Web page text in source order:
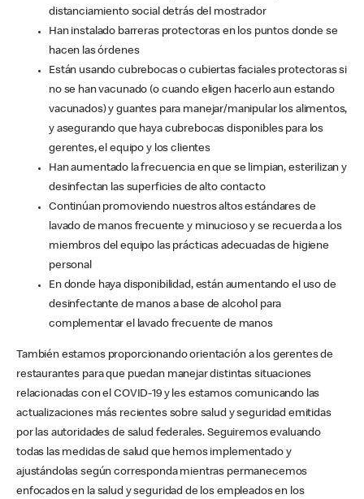
distanciamiento social detrás del mostrador
Han instalado barreras protectoras en los puntos donde se
hacen las órdenes
Están usando cubrebocas o cubiertas faciales protectoras si
no se han vacunado (o cuando eligen hacerlo aun estando
vacunados) y guantes para manejar/manipular los alimentos,
y asegurando que haya cubrebocas disponibles para los
gerentes, el equipo y los clientes
Han aumentado la frecuencia en que se limpian, esterilizan y
desinfectan las superficies de alto contacto
Continúan promoviendo nuestros altos estándares de
lavado de manos frecuente y minucioso y se recuerda a los
miembros del equipo las prácticas adecuadas de higiene
personal
En donde haya disponibilidad, están aumentando el uso de
desinfectante de manos a base de alcohol para
complementar el lavado frecuente de manos
También estamos proporcionando orientación a los gerentes de
restaurantes para que puedan manejar distintas situaciones
relacionadas con el COVID-19 y les estamos comunicando las
actualizaciones más recientes sobre salud y seguridad emitidas
por las autoridades de salud federales. Seguiremos evaluando
todas las medidas de salud que hemos implementado y
ajustándolas según corresponda mientras permanecemos
enfocados en la salud y seguridad de los empleados en los